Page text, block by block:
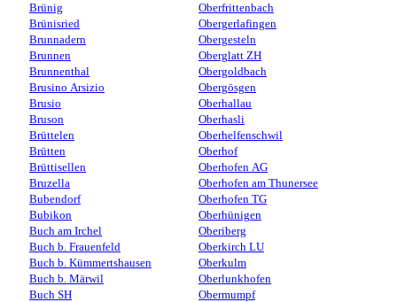
Brünig
Brünisried
Brunnadern
Brunnen
Brunnenthal
Brusino Arsizio
Brusio
Bruson
Brüttelen
Brütten
Brüttisellen
Bruzella
Bubendorf
Bubikon
Buch am Irchel
Buch b. Frauenfeld
Buch b. Kümmertshausen
Buch b. Märwil
Buch SH
Oberfrittenbach
Obergerlafingen
Obergesteln
Oberglatt ZH
Obergoldbach
Obergösgen
Oberhallau
Oberhasli
Oberhelfenschwil
Oberhof
Oberhofen AG
Oberhofen am Thunersee
Oberhofen TG
Oberhünigen
Oberiberg
Oberkirch LU
Oberkulm
Oberlunkhofen
Obermumpf